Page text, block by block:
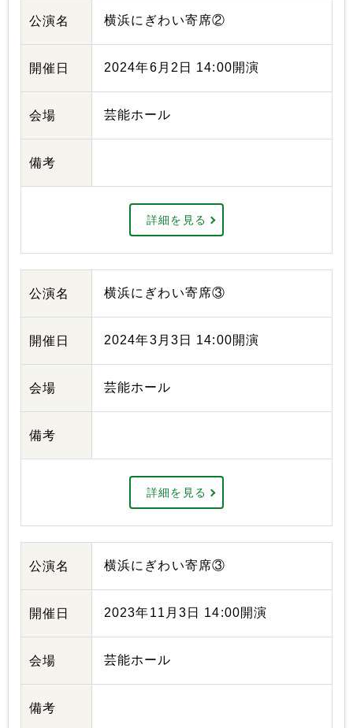
公演名 横浜にぎわい寄席②
開催日 2024年6月2日 14:00開演
会場 芸能ホール
備考
詳細を見る
公演名 横浜にぎわい寄席③
開催日 2024年3月3日 14:00開演
会場 芸能ホール
備考
詳細を見る
公演名 横浜にぎわい寄席③
開催日 2023年11月3日 14:00開演
会場 芸能ホール
備考